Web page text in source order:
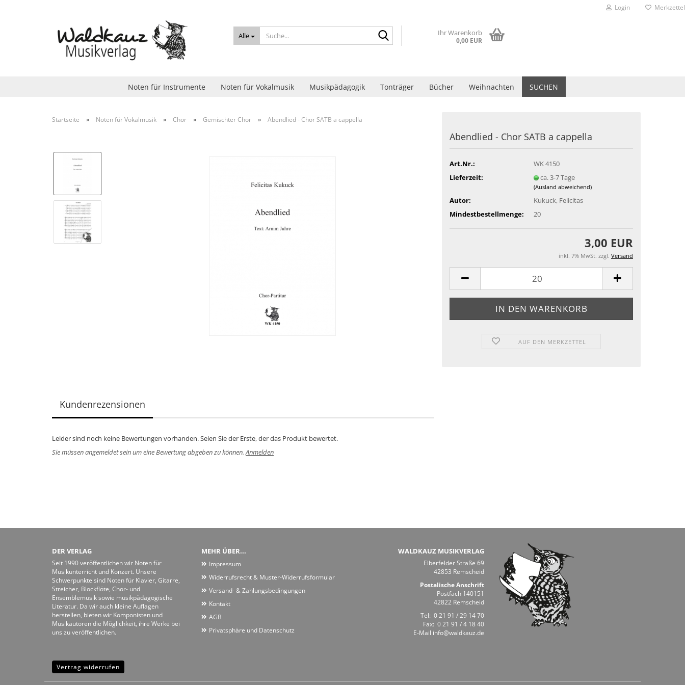
Login Merkzettel
Alle Ihr Warenkorb
0,00 EUR
Noten für Instrumente Noten für Vokalmusik Musikpädagogik Tonträger Bücher Weihnachten SUCHEN
Startseite » Noten für Vokalmusik » Chor » Gemischter Chor » Abendlied - Chor SATB a cappella
Abendlied - Chor SATB a cappella
Art.Nr.:
WK 4150
Lieferzeit:
ca. 3-7 Tage
(Ausland abweichend)
Autor:
Kukuck, Felicitas
Mindestbestellmenge:
20
3,00 EUR
inkl. 7% MwSt. zzgl. Versand
AUF DEN MERKZETTEL
Kundenrezensionen
Leider sind noch keine Bewertungen vorhanden. Seien Sie der Erste, der das Produkt bewertet.
Sie müssen angemeldet sein um eine Bewertung abgeben zu können.Anmelden
MEHR ÜBER...
Impressum
Widerrufsrecht & Muster-Widerrufsformular
Versand- & Zahlungsbedingungen
Kontakt
AGB
Privatsphäre und Datenschutz
WALDKAUZ MUSIKVERLAG
Elberfelder Straße 69
42853 Remscheid
Postalische Anschrift
Postfach 140151
42822 Remscheid
Tel: 0 21 91 / 29 14 70
Fax: 0 21 91 / 4 18 40
E-Mail info@waldkauz.de
DER VERLAG
Seit 1990 veröffentlichen wir Noten für
Musikunterricht und Konzert. Unsere
Schwerpunkte sind Noten für Klavier, Gitarre,
Streicher, Blockflöte, Chor- und
Ensemblemusik sowie musikpädagogische
Literatur. Da wir auch kleine Auflagen
herstellen, bieten wir Komponisten und
Musikautoren die Möglichkeit, ihre Werke bei
uns zu veröffentlichen.
Vertrag widerrufen